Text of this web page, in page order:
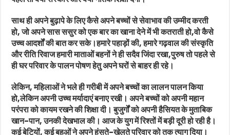
साथ ही अपने बुढ़ापे के लिए कैसे अपने बच्चों से सेवाभाव की उम्मीद करती
हो, जो अपने सास ससुर को एक बार का खाना देने में भी कतराती हो,वो कैसे
उच्च आदर्शों की बात कर सके।हमारे पहाड़ों की, हमारे गढ़वाल की संस्कृति
और रीति रिवाज हमारी माताओं बहनों ने ही सदैव जिंदा रखा,पुरुष तो पहले से
ही घर परिवार के पालन पोषण हेतु अपने घरों से बाहर ही रहे।
लेकिन, महिलाओं ने भले ही गरीबी में अपने बच्चों का लालन पालन किया
हो,लेकिन अपनी उच्च मर्यादाएं बनाए रखी। अपने बच्चों को अपनी महान
परंपरा को कायम रखने की शिक्षा दी। बुजुर्गों को अपनी हैसियत के मुताबिक
खान-पान, उनकी देखभाल की। आज के युग में रिश्तों में बड़ी दूरी हो रही है।
कई बेटियों, कई बहुओं ने अपने हंसते-खेलते परिवार को तक त्याग दिया।